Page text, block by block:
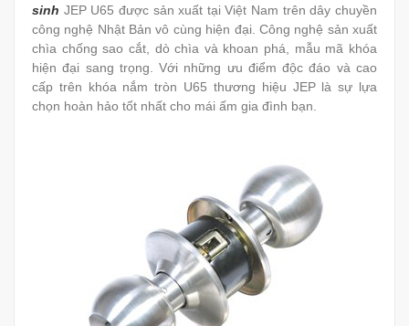
sinh JEP U65 được sản xuất tại Việt Nam trên dây chuyền
công nghệ Nhật Bản vô cùng hiện đại. Công nghệ sản xuất
chìa chống sao cắt, dò chìa và khoan phá, mẫu mã khóa
hiện đại sang trọng. Với những ưu điểm độc đáo và cao
cấp trên khóa nắm tròn U65 thương hiệu JEP là sự lựa
chọn hoàn hảo tốt nhất cho mái ấm gia đình bạn.